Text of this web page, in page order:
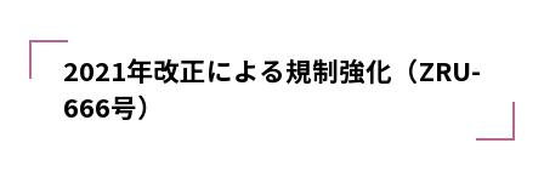
2021年改正による規制強化（ZRU-
666号）